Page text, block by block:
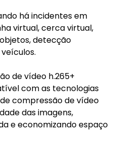
há incidentes em
virtual, cerca virtual,
detecção
de vídeo h.265+
com as tecnologias
compressão de vídeo
das imagens,
e economizando espaço